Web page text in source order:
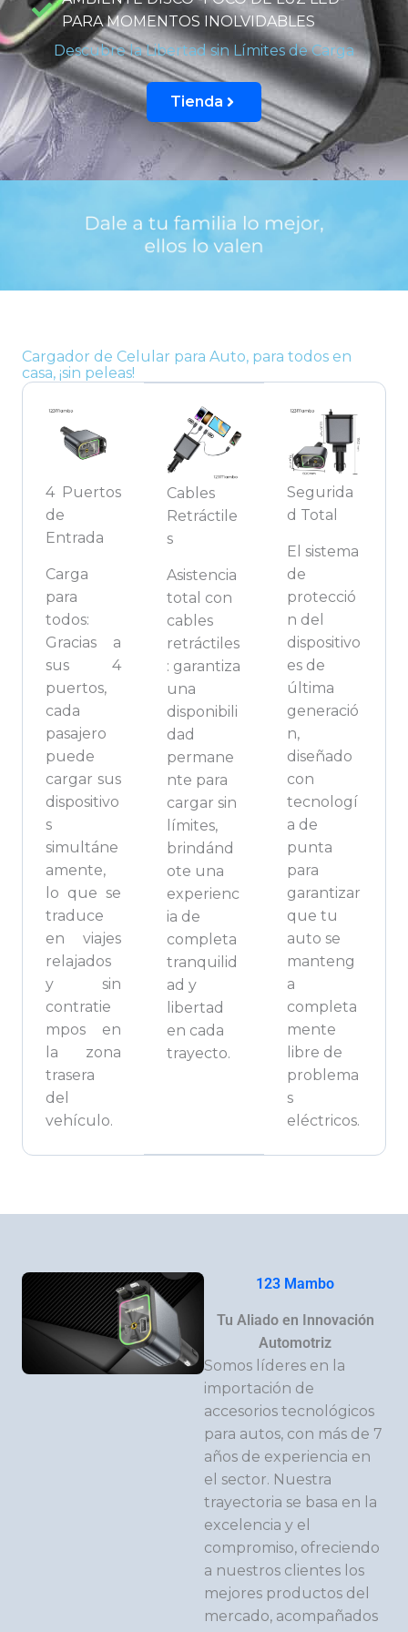
PARA MOMENTOS INOLVIDABLES
Descubre la Libertad sin Límites de Carga
Tienda
Cargador de Celular para Auto, para todos en
casa, ¡sin peleas!
4 Puertos
de
Entrada
Carga
para
todos:
Gracias a
sus 4
puertos,
cada
pasajero
puede
cargar sus
dispositivo
s
simultáne
amente,
lo que se
traduce
en viajes
relajados
y sin
contratie
mpos en
la zona
trasera
del
vehículo.
Cables
Retráctile
s
Asistencia
total con
cables
retráctiles
: garantiza
una
disponibili
dad
permane
nte para
cargar sin
límites,
brindánd
ote una
experienc
ia de
completa
tranquilid
ad y
libertad
en cada
trayecto.
Segurida
d Total
El sistema
de
protecció
n del
dispositivo
es de
última
generació
n,
diseñado
con
tecnologí
a de
punta
para
garantizar
que tu
auto se
manteng
a
completa
mente
libre de
problema
s
eléctricos.
123 Mambo
Tu Aliado en Innovación
Automotriz
Somos líderes en la
importación de
accesorios tecnológicos
para autos, con más de 7
años de experiencia en
el sector. Nuestra
trayectoria se basa en la
excelencia y el
compromiso, ofreciendo
a nuestros clientes los
mejores productos del
mercado, acompañados